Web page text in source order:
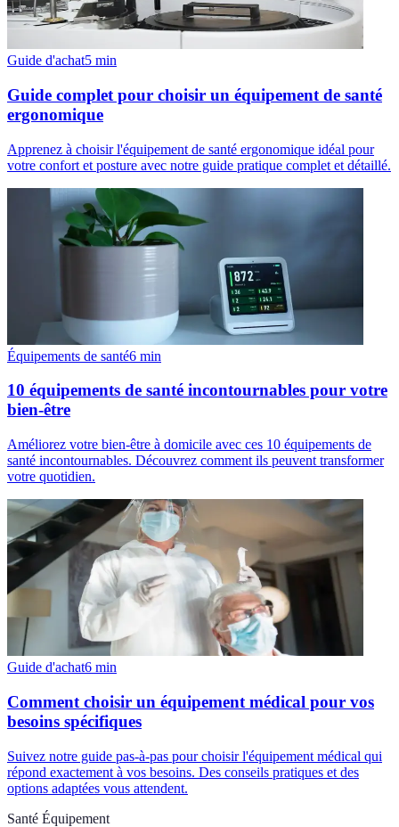
Guide d'achat5 min
Guide complet pour choisir un équipement de santé
ergonomique
Apprenez à choisir l'équipement de santé ergonomique idéal pour
votre confort et posture avec notre guide pratique complet et détaillé.
Équipements de santé6 min
10 équipements de santé incontournables pour votre
bien-être
Améliorez votre bien-être à domicile avec ces 10 équipements de
santé incontournables. Découvrez comment ils peuvent transformer
votre quotidien.
Guide d'achat6 min
Comment choisir un équipement médical pour vos
besoins spécifiques
Suivez notre guide pas-à-pas pour choisir l'équipement médical qui
répond exactement à vos besoins. Des conseils pratiques et des
options adaptées vous attendent.
Santé Équipement